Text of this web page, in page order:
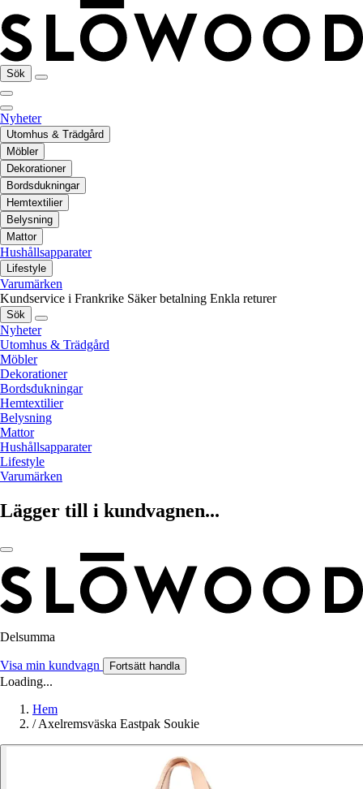
Sök
Nyheter
Utomhus & Trädgård
Möbler
Dekorationer
Bordsdukningar
Hemtextilier
Belysning
Mattor
Hushållsapparater
Lifestyle
Varumärken
Kundservice i Frankrike Säker betalning Enkla returer
Sök
Nyheter
Utomhus & Trädgård
Möbler
Dekorationer
Bordsdukningar
Hemtextilier
Belysning
Mattor
Hushållsapparater
Lifestyle
Varumärken
Lägger till i kundvagnen...
Delsumma
Visa min kundvagn Fortsätt handla
Loading...
Hem
/ Axelremsväska Eastpak Soukie